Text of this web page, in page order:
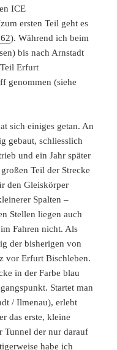
ICE
ersten Teil geht es
). Während ich beim
bis nach Arnstadt
Erfurt
genommen (siehe
sich einiges getan. An
gebaut, schliesslich
und ein Jahr später
Teil der Strecke
den Gleiskörper
Spalten –
Stellen liegen auch
Fahren nicht. Als
der bisherigen von
vor Erfurt Bischleben.
in der Farbe blau
Startet man
/ Ilmenau), erlebt
das erste, kleine
Tunnel der nur darauf
habe ich